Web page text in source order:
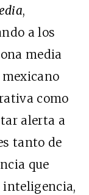
,
a los
media
como
alerta a
tanto de
que